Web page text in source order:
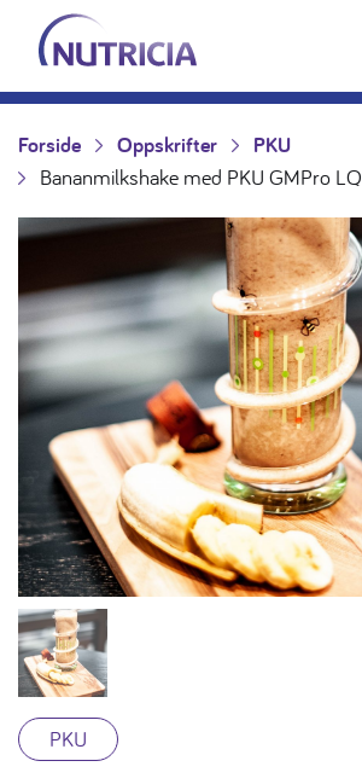
Hopp til innholdet
Nutricia.no
Forside Oppskrifter
PKU
Bananmilkshake med PKU GMPro LQ
PKU